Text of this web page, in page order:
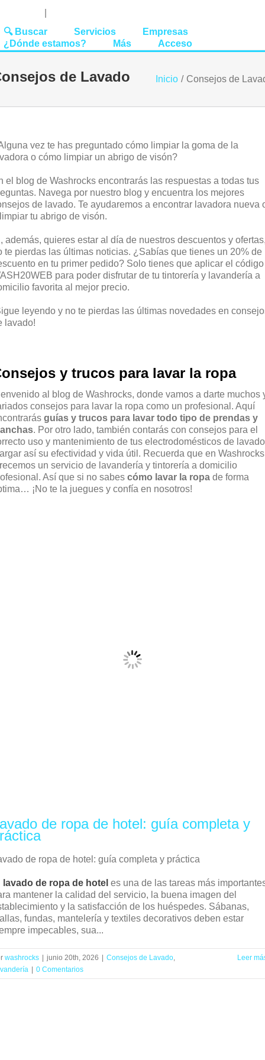
🔍 Buscar Servicios
Empresas
¿Dónde estamos?
Más Acceso
de Lavado Inicio / Consejos de
vez te has preguntado cómo limpiar la goma de la
o cómo limpiar un abrigo de visón?
el blog de Washrocks encontrarás las respuestas a todas tus
Navega por nuestro blog y encuentra los mejores
de lavado. Te ayudaremos a encontrar lavadora nueva
tu abrigo de visón.
además, quieres estar al día de nuestros descuentos y
te pierdas las últimas noticias. ¿Sabías que tienes un 20% de
en tu primer pedido? Solo tienes que aplicar el código
para poder disfrutar de tu tintorería y lavandería a
favorita al mejor precio.
leyendo y no te pierdas las últimas novedades en
lavado!
y trucos para lavar la ropa
al blog de Washrocks, donde vamos a darte muchos
consejos para lavar la ropa como un profesional. Aquí
guías y trucos para lavar todo tipo de prendas y
. Por otro lado, también contarás con consejos para el
uso y mantenimiento de tus electrodomésticos de
así su efectividad y vida útil. Recuerda que en Washrocks
un servicio de lavandería y tintorería a domicilio
Así que si no sabes cómo lavar la ropa de forma
¡No te la juegues y confía en nosotros!
de ropa de hotel: guía completa y
de ropa de hotel: guía completa y práctica
lavado de ropa de hotel es una de las tareas más
mantener la calidad del servicio, la buena imagen del
y la satisfacción de los huéspedes. Sábanas,
fundas, mantelería y textiles decorativos deben estar
impecables, sua...
washrocks junio 20th, 2026 Consejos de Lavado,
0 Comentarios
Leer